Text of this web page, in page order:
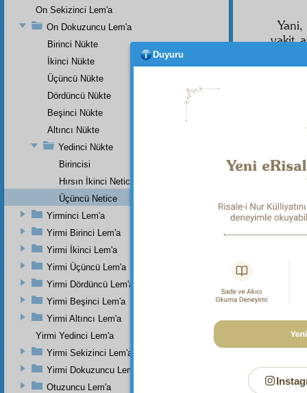
vakit
taam
Dipnot-1
bk. et-
Dipnot-2
"Yiyin,
On Sekizinci Lem'a
On Dokuzuncu Lem'a
Birinci Nükte
İkinci Nükte
Üçüncü Nükte
Dördüncü Nükte
Beşinci Nükte
Altıncı Nükte
Yedinci Nükte
Birincisi
Hırsın İkinci Neticesi
Üçüncü Netice
Yirminci Lem'a
Yirmi Birinci Lem'a
Yirmi İkinci Lem'a
Yirmi Üçüncü Lem'a
Yirmi Dördüncü Lem'a
Yirmi Beşinci Lem'a
Yirmi Altıncı Lem'a
Yirmi Yedinci Lem'a
Yirmi Sekizinci Lem'a
Yirmi Dokuzuncu Lem'a
Otuzuncu Lem'a
Duyuru